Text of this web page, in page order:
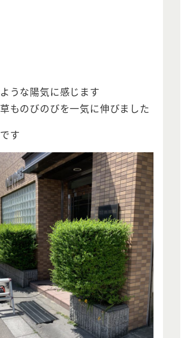
うな陽気に感じます
ものびのびを一気に伸びました
す